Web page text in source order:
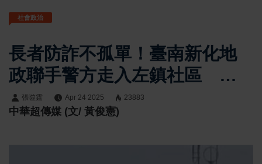
社會政治
長者防詐不孤單！臺南新化地
政聯手警方走入左鎮社區 強
化防詐意識守護資產安全
張噬霆 Apr 24 2025 23883
中華超傳媒 (文/ 黃俊憲)